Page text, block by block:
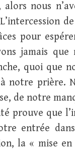
nous
pour
jamais
quoi que
notre prière.
de notre
prouve que
entrée
la « mise